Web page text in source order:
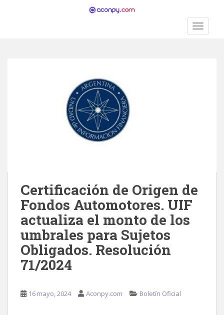
Certificación de Origen de
Fondos Automotores. UIF
actualiza el monto de los
umbrales para Sujetos
Obligados. Resolución
71/2024
16 mayo, 2024 Aconpy.com Boletín Oficial